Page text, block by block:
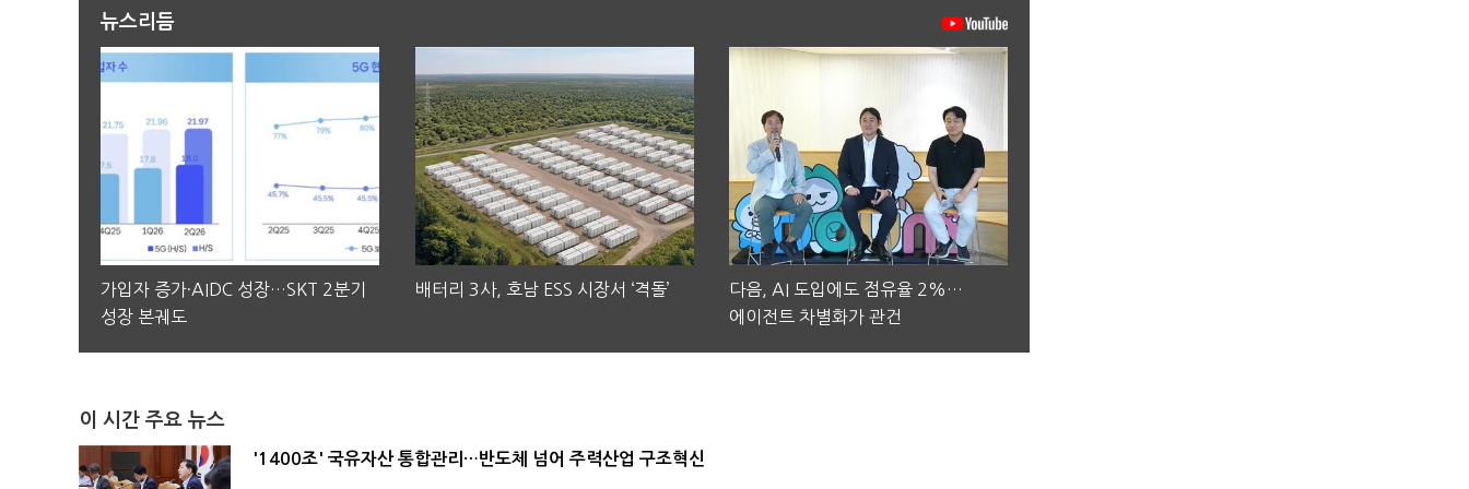
뉴스리듬
가입자 증가·AIDC 성장…SKT 2분기
성장 본궤도
배터리 3사, 호남 ESS 시장서 ‘격돌’
다음, AI 도입에도 점유율 2%…
에이전트 차별화가 관건
이 시간 주요 뉴스
'1400조' 국유자산 통합관리…반도체 넘어 주력산업 구조혁신